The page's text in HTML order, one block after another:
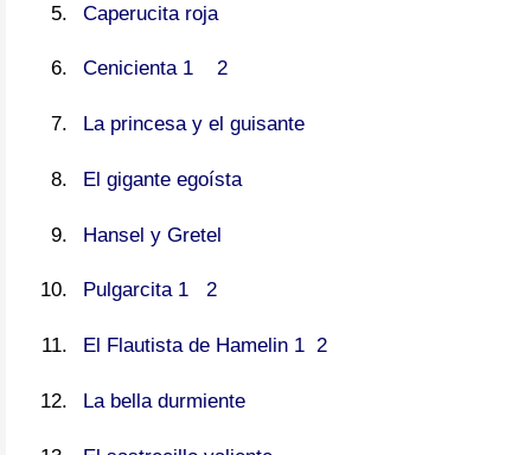
Caperucita roja
Cenicienta 1 2
La princesa y el guisante
El gigante egoísta
Hansel y Gretel
Pulgarcita 1 2
El Flautista de Hamelin 1 2
La bella durmiente